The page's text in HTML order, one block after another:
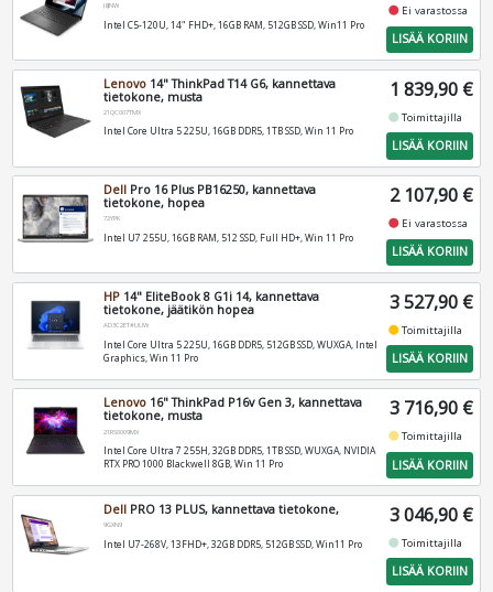
J8JNW
Intel C5-120U, 14" FHD+, 16GB RAM, 512GB SSD, Win11 Pro
fiber_manual_record Ei varastossa
LISÄÄ KORIIN
Lenovo 14" ThinkPad T14 G6, kannettava
tietokone, musta
21QC007TMX
Intel Core Ultra 5 225U, 16GB DDR5, 1TB SSD, Win 11 Pro
1 839,90 €
fiber_manual_recordToimittajilla
LISÄÄ KORIIN
Dell Pro 16 Plus PB16250, kannettava
tietokone, hopea
72YPK
Intel U7 255U, 16GB RAM, 512 SSD, Full HD+, Win 11 Pro
2 107,90 €
fiber_manual_record Ei varastossa
LISÄÄ KORIIN
HP 14" EliteBook 8 G1i 14, kannettava
tietokone, jäätikön hopea
AD3C2ET#UUW
Intel Core Ultra 5 225U, 16GB DDR5, 512GB SSD, WUXGA, Intel
Graphics, Win 11 Pro
3 527,90 €
fiber_manual_recordToimittajilla
LISÄÄ KORIIN
Lenovo 16" ThinkPad P16v Gen 3, kannettava
tietokone, musta
21RS0009MX
Intel Core Ultra 7 255H, 32GB DDR5, 1TB SSD, WUXGA, NVIDIA
RTX PRO 1000 Blackwell 8GB, Win 11 Pro
3 716,90 €
fiber_manual_recordToimittajilla
LISÄÄ KORIIN
Dell PRO 13 PLUS, kannettava tietokone,
9GXN9
Intel U7-268V, 13FHD+, 32GB DDR5, 512GB SSD, Win11 Pro
3 046,90 €
fiber_manual_recordToimittajilla
LISÄÄ KORIIN